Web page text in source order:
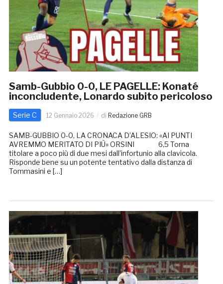
Samb-Gubbio 0-0, LE PAGELLE: Konaté
inconcludente, Lonardo subito pericoloso
Serie C 12 Gennaio 2026 di Redazione GRB
SAMB-GUBBIO 0-0, LA CRONACA D’ALESIO: «AI PUNTI
AVREMMO MERITATO DI PIÙ» ORSINI 6,5 Torna
titolare a poco più di due mesi dall’infortunio alla clavicola.
Risponde bene su un potente tentativo dalla distanza di
Tommasini e […]